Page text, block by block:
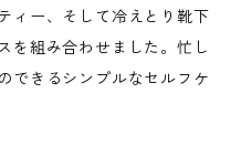
ィー、そして冷えとり靴下
を組み合わせました。忙し
できるシンプルなセルフケ